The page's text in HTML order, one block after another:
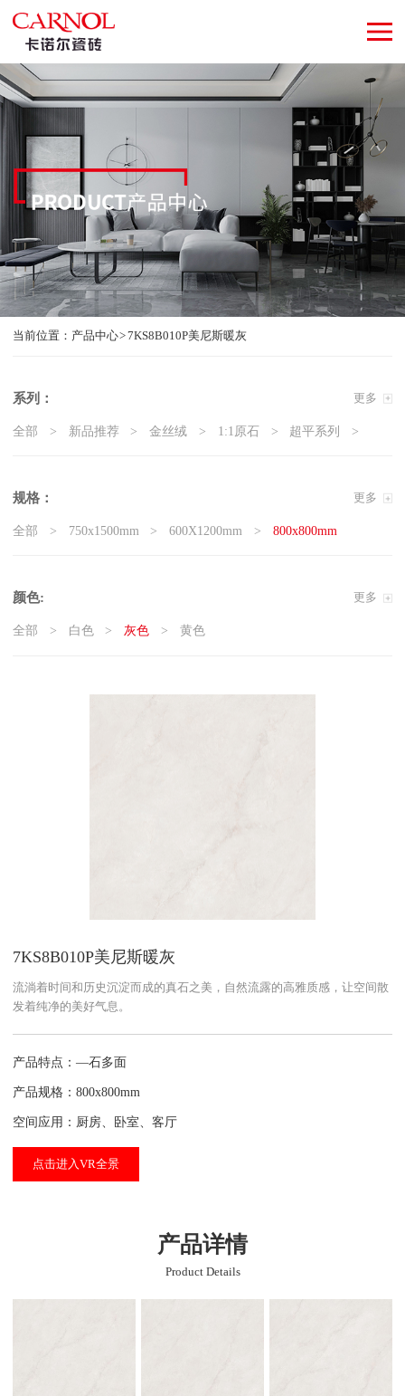
当前位置： 产品中心 7KS8B010P美尼斯暖灰
系列： 更多
全部 新品推荐 金丝绒 1:1原石 超平系列
精工大理石
3D微雕 臻白超平 臻白质感砖系列 莱姆石系列
规格： 更多
全部 750x1500mm 600X1200mm 800x800mm
颜色: 更多
全部 白色 灰色 黄色
7KS8B010P美尼斯暖灰
流淌着时间和历史沉淀而成的真石之美，自然流露的高雅质感，让空间散
发着纯净的美好气息。
产品特点：—石多面
产品规格：800x800mm
空间应用：厨房、卧室、客厅
点击进入VR全景
产品详情
Product Details